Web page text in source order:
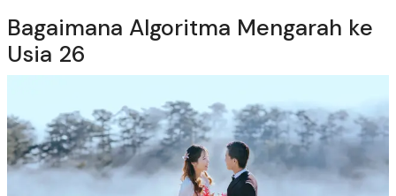
Bagaimana Algoritma Mengarah ke
Usia 26